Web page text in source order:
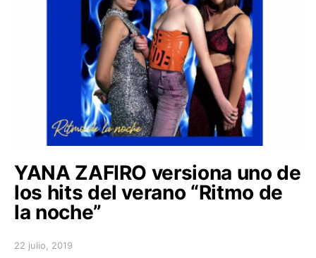
YANA ZAFIRO versiona uno de
los hits del verano “Ritmo de
la noche”
Posted on
22 julio, 2019